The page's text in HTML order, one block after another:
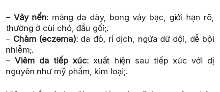
–Vảy nến: mảng da dày, bong vảy bạc, giới hạn rõ,
thường ở cùi chỏ, đầu gối;.
– Chàm (eczema): da đỏ, rỉ dịch, ngứa dữ dội, dễ bội
nhiễm;.
–Viêm da tiếp xúc: xuất hiện sau tiếp xúc với dị
nguyên như mỹ phẩm, kim loại;.